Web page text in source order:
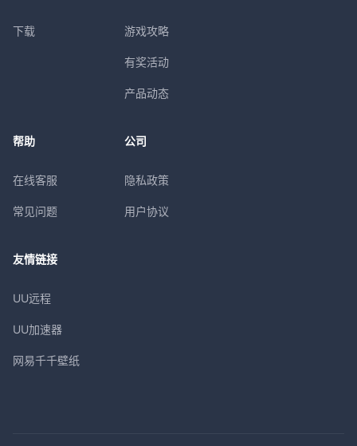
下载 游戏攻略
有奖活动
产品动态
帮助
在线客服
常见问题
公司
隐私政策
用户协议
友情链接
UU远程
UU加速器
网易千千壁纸